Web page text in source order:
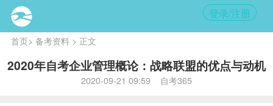
登录/注册
首页> 备考资料> 正文
2020年自考企业管理概论：战略联盟的优点与动机
2020-09-21 09:59 自考365